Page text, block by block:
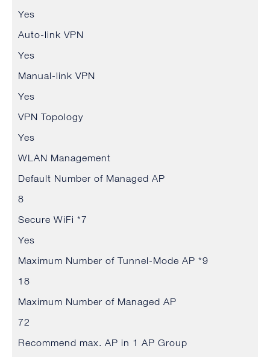
Yes
Auto-link VPN
Yes
Manual-link VPN
Yes
VPN Topology
Yes
WLAN Management
Default Number of Managed AP
8
Secure WiFi *7
Yes
Maximum Number of Tunnel-Mode AP *9
18
Maximum Number of Managed AP
72
Recommend max. AP in 1 AP Group